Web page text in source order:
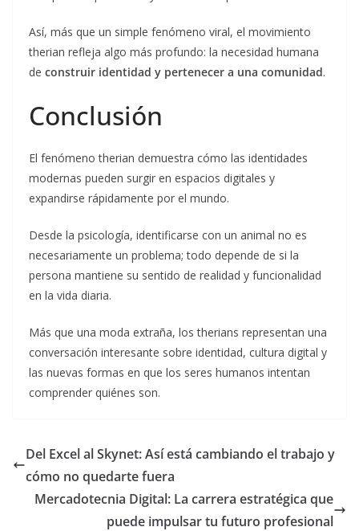
Así, más que un simple fenómeno viral, el movimiento
therian refleja algo más profundo: la necesidad humana
de construir identidad y pertenecer a una comunidad.
Conclusión
El fenómeno therian demuestra cómo las identidades
modernas pueden surgir en espacios digitales y
expandirse rápidamente por el mundo.
Desde la psicología, identificarse con un animal no es
necesariamente un problema; todo depende de si la
persona mantiene su sentido de realidad y funcionalidad
en la vida diaria.
Más que una moda extraña, los therians representan una
conversación interesante sobre identidad, cultura digital y
las nuevas formas en que los seres humanos intentan
comprender quiénes son.
Del Excel al Skynet: Así está cambiando el trabajo y
cómo no quedarte fuera
Mercadotecnia Digital: La carrera estratégica que
puede impulsar tu futuro profesional